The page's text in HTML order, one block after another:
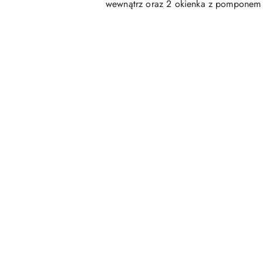
wewnątrz oraz 2 okienka z pomponem